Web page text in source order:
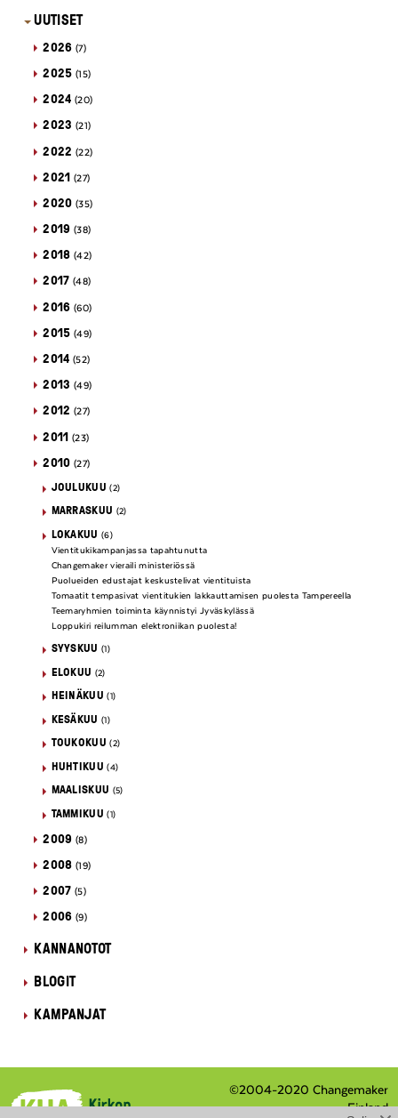
UUTISET
2026 (7)
2025 (15)
2024 (20)
2023 (21)
2022 (22)
2021 (27)
2020 (35)
2019 (38)
2018 (42)
2017 (48)
2016 (60)
2015 (49)
2014 (52)
2013 (49)
2012 (27)
2011 (23)
2010 (27)
JOULUKUU (2)
MARRASKUU (2)
LOKAKUU (6)
Vientitukikampanjassa tapahtunutta
Changemaker vieraili ministeriössä
Puolueiden edustajat keskustelivat vientituista
Tomaatit tempasivat vientitukien lakkauttamisen puolesta Tampereella
Teemaryhmien toiminta käynnistyi Jyväskylässä
Loppukiri reilumman elektroniikan puolesta!
SYYSKUU (1)
ELOKUU (2)
HEINÄKUU (1)
KESÄKUU (1)
TOUKOKUU (2)
HUHTIKUU (4)
MAALISKUU (5)
TAMMIKUU (1)
2009 (8)
2008 (19)
2007 (5)
2006 (9)
KANNANOTOT
BLOGIT
KAMPANJAT
©2004-2020 Changemaker
Finland